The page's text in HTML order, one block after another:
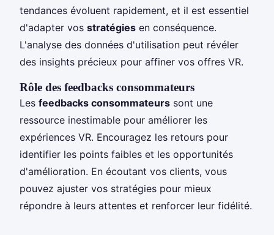
tendances évoluent rapidement, et il est essentiel
d'adapter vos stratégies en conséquence.
L'analyse des données d'utilisation peut révéler
des insights précieux pour affiner vos offres VR.
Rôle des feedbacks consommateurs
Les feedbacks consommateurs sont une
ressource inestimable pour améliorer les
expériences VR. Encouragez les retours pour
identifier les points faibles et les opportunités
d'amélioration. En écoutant vos clients, vous
pouvez ajuster vos stratégies pour mieux
répondre à leurs attentes et renforcer leur fidélité.